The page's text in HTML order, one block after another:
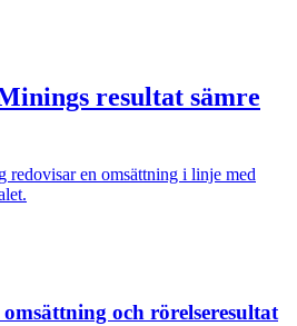
resultat sämre
en omsättning i linje med
och rörelseresultat